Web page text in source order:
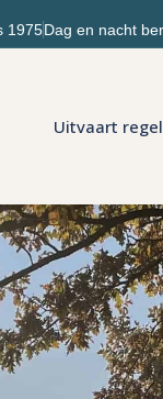
1975Dag en nacht
Uitvaart